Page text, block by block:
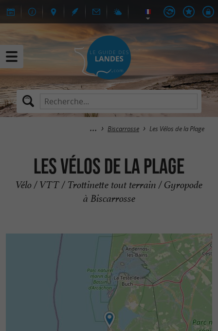
Biscarrosse Les Vélos de la Plage
Les Vélos de la Plage
Vélo / VTT / Trottinette tout terrain / Gyropode
à Biscarrosse